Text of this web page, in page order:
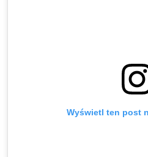
Wyświetl ten post